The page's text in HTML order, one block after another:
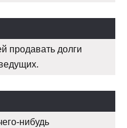
продавать долги
нибудь